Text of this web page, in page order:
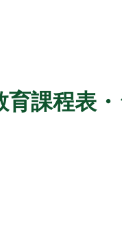
課程表・